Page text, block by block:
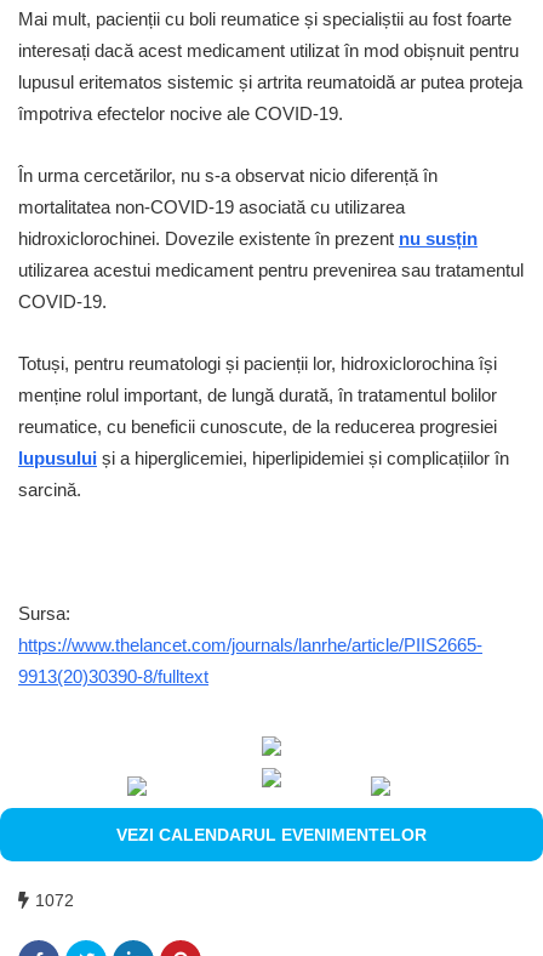
Mai mult, pacienții cu boli reumatice și specialiștii au fost foarte
interesați dacă acest medicament utilizat în mod obișnuit pentru
lupusul eritematos sistemic și artrita reumatoidă ar putea proteja
împotriva efectelor nocive ale COVID-19.
În urma cercetărilor, nu s-a observat nicio diferență în
mortalitatea non-COVID-19 asociată cu utilizarea
hidroxiclorochinei. Dovezile existente în prezent nu susțin
utilizarea acestui medicament pentru prevenirea sau tratamentul
COVID-19.
Totuși, pentru reumatologi și pacienții lor, hidroxiclorochina își
menține rolul important, de lungă durată, în tratamentul bolilor
reumatice, cu beneficii cunoscute, de la reducerea progresiei
lupusului și a hiperglicemiei, hiperlipidemiei și complicațiilor în
sarcină.
Sursa:
https://www.thelancet.com/journals/lanrhe/article/PIIS2665-
9913(20)30390-8/fulltext
VEZI CALENDARUL EVENIMENTELOR
1072